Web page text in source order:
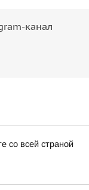
канал
со всей страной